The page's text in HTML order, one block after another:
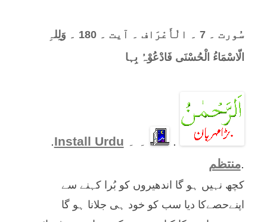
سُورت ۔ 7 ۔ الْأَعْرَاف ۔ آیت ۔ 180 ۔ وَلِلہِ
الّاسْمَاءُ الْحُسْنَی فَادْعُوْہُ بِہا
.
Install Urdu
.منتظم
کچھ نہیں ہو گا اندھیروں کو بُرا کہنے سے
اپنےحصےکا دیا سب کو خود ہی جلانا ہو گا